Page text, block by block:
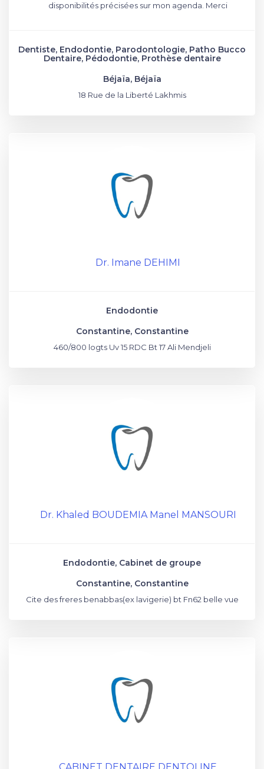
disponibilités précisées sur mon agenda. Merci
Dentiste, Endodontie, Parodontologie, Patho Bucco
Dentaire, Pédodontie, Prothèse dentaire
Béjaïa, Béjaïa
18 Rue de la Liberté Lakhmis
Dr. Imane DEHIMI
Endodontie
Constantine, Constantine
460/800 logts Uv 15 RDC Bt 17 Ali Mendjeli
Dr. Khaled BOUDEMIA Manel MANSOURI
Endodontie, Cabinet de groupe
Constantine, Constantine
Cite des freres benabbas(ex lavigerie) bt Fn62 belle vue